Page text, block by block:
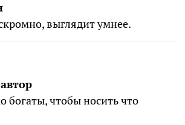
выглядит умнее.
богаты, чтобы носить что